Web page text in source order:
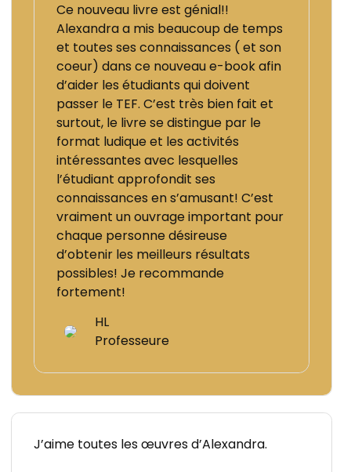
Ce nouveau livre est génial!!
Alexandra a mis beaucoup de temps
et toutes ses connaissances ( et son
coeur) dans ce nouveau e-book afin
d’aider les étudiants qui doivent
passer le TEF. C’est très bien fait et
surtout, le livre se distingue par le
format ludique et les activités
intéressantes avec lesquelles
l’étudiant approfondit ses
connaissances en s’amusant! C’est
vraiment un ouvrage important pour
chaque personne désireuse
d’obtenir les meilleurs résultats
possibles! Je recommande
fortement!
HL
Professeure
J’aime toutes les œuvres d’Alexandra.